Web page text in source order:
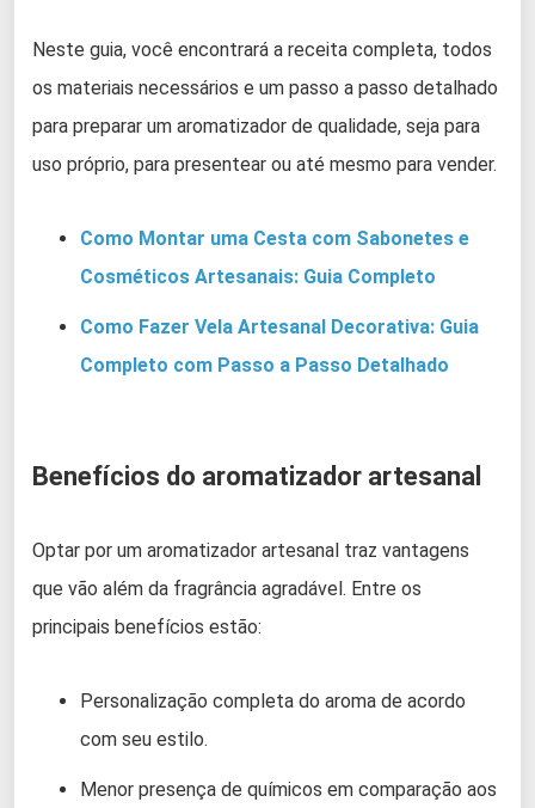
Neste guia, você encontrará a receita completa, todos
os materiais necessários e um passo a passo detalhado
para preparar um aromatizador de qualidade, seja para
uso próprio, para presentear ou até mesmo para vender.
Como Montar uma Cesta com Sabonetes e
Cosméticos Artesanais: Guia Completo
Como Fazer Vela Artesanal Decorativa: Guia
Completo com Passo a Passo Detalhado
Benefícios do aromatizador artesanal
Optar por um aromatizador artesanal traz vantagens
que vão além da fragrância agradável. Entre os
principais benefícios estão:
Personalização completa do aroma de acordo
com seu estilo.
Menor presença de químicos em comparação aos